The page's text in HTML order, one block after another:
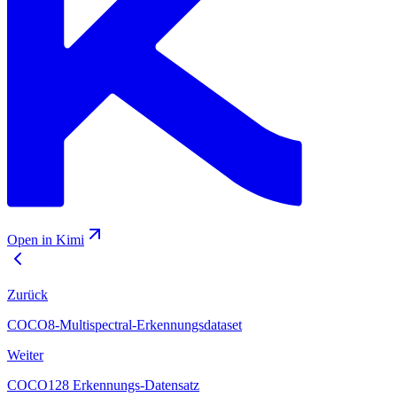
Open in Kimi
Zurück
COCO8-Multispectral-Erkennungsdataset
Weiter
COCO128 Erkennungs-Datensatz